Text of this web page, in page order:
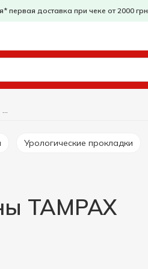
первая доставка при чеке от 2000 грн
Средства для интимной гигиены TAMPAX
Урологические прокладки
TAMPAX